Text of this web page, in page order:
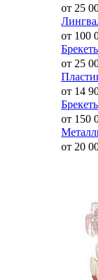
от 25
от 100
от 25
от 14
от 150
от 20